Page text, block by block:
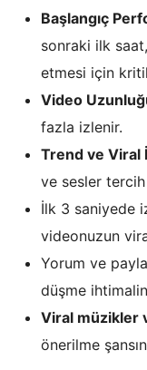
Başlangıç
sonraki ilk
etmesi için
Video
fazla izlenir.
Trend ve Viral
ve sesler
İlk 3 saniyede
videonuzun
Yorum ve
düşme
Viral müzikler
önerilme